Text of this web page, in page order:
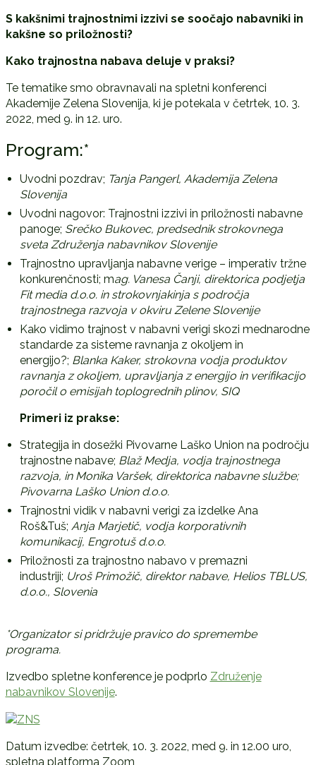
S kakšnimi trajnostnimi izzivi se soočajo nabavniki in
kakšne so priložnosti?
Kako trajnostna nabava deluje v praksi?
Te tematike smo obravnavali na spletni konferenci
Akademije Zelena Slovenija, ki je potekala v četrtek, 10. 3.
2022, med 9. in 12. uro.
Program:*
Uvodni pozdrav; Tanja Pangerl, Akademija Zelena
Slovenija
Uvodni nagovor: Trajnostni izzivi in priložnosti nabavne
panoge; Srečko Bukovec, predsednik strokovnega
sveta Združenja nabavnikov Slovenije
Trajnostno upravljanja nabavne verige – imperativ tržne
konkurenčnosti; mag. Vanesa Čanji, direktorica podjetja
Fit media d.o.o. in strokovnjakinja s področja
trajnostnega razvoja v okviru Zelene Slovenije
Kako vidimo trajnost v nabavni verigi skozi mednarodne
standarde za sisteme ravnanja z okoljem in
energijo?; Blanka Kaker, strokovna vodja produktov
ravnanja z okoljem, upravljanja z energijo in verifikacijo
poročil o emisijah toplogrednih plinov, SIQ
Primeri iz prakse:
Strategija in dosežki Pivovarne Laško Union na področju
trajnostne nabave; Blaž Medja, vodja trajnostnega
razvoja, in Monika Varšek, direktorica nabavne službe;
Pivovarna Laško Union d.o.o.
Trajnostni vidik v nabavni verigi za izdelke Ana
Roš&Tuš; Anja Marjetič, vodja korporativnih
komunikacij, Engrotuš d.o.o.
Priložnosti za trajnostno nabavo v premazni
industriji; Uroš Primožič, direktor nabave, Helios TBLUS,
d.o.o., Slovenia
*Organizator si pridržuje pravico do spremembe
programa.
Izvedbo spletne konference je podprlo Združenje
nabavnikov Slovenije.
Datum izvedbe: četrtek, 10. 3. 2022, med 9. in 12.00 uro,
spletna platforma Zoom